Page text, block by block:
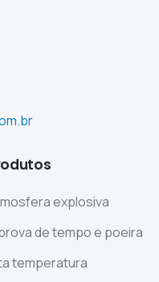
explosiva
de tempo e poeira
temperatura